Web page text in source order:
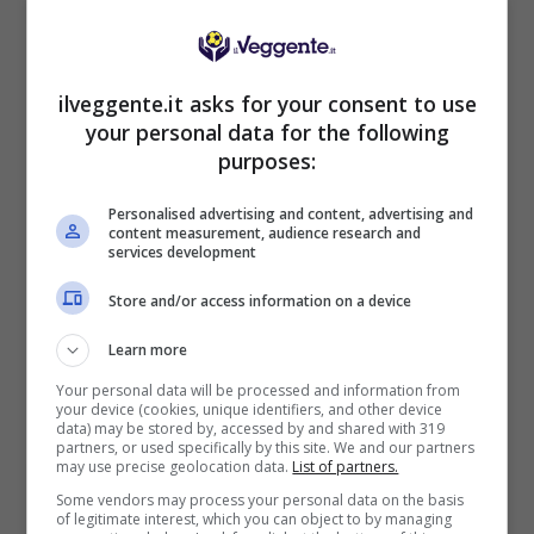
PlanetWin365
BONUS PLANETWIN365: FINO A 2050€
Planetwin365: 2050€ per sport e scommesse
Iscrivendoti a PlanetWin365 ricevi: 100% fino a 2000€
in Bonus Scommesse + 100% fino a 50€ in Bonus
Sport
2050€
Mostra Informazioni
DAZNBet
ilveggente.it asks for your consent to use
your personal data for the following
purposes:
Personalised advertising and content, advertising and
content measurement, audience research and
services development
Store and/or access information on a device
Learn more
Your personal data will be processed and information from
your device (cookies, unique identifiers, and other device
data) may be stored by, accessed by and shared with 319
partners, or used specifically by this site. We and our partners
may use precise geolocation data. List of partners.
Some vendors may process your personal data on the basis
of legitimate interest, which you can object to by managing